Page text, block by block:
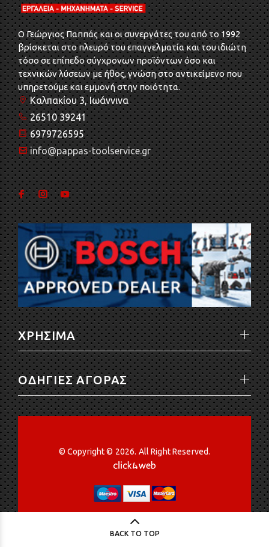
O Γεώργιος Παππάς και οι συνεργάτες του από το 1992
βρίσκεται στο πλευρό του επαγγελματία και του ιδιώτη
τόσο σε επίπεδο σύγχρονων προϊόντων όσο και
τεχνικών λύσεων με ήθος, γνώση στο αντικείμενο που
υπηρετούμε και εμμονή στην ποιότητα.
Καλπακίου 3, Ιωάννινα
26510 39241
6979726595
info@pappas-toolservice.gr
ΧΡΗΣΙΜΑ
ΟΔΗΓΙΕΣ ΑΓΟΡΑΣ
© Copyright © 2026. All Right Reserved.
BACK TO TOP